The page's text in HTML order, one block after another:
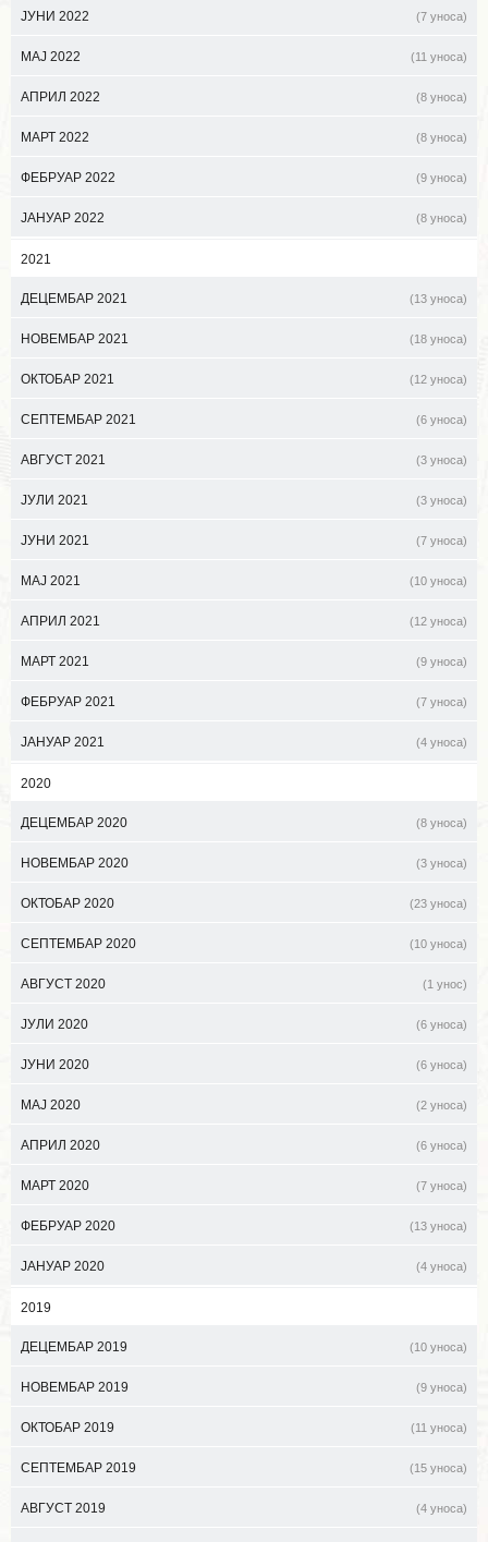
ЈУНИ 2022 (7 уноса)
МАЈ 2022 (11 уноса)
АПРИЛ 2022 (8 уноса)
МАРТ 2022 (8 уноса)
ФЕБРУАР 2022 (9 уноса)
ЈАНУАР 2022 (8 уноса)
2021
ДЕЦЕМБАР 2021 (13 уноса)
НОВЕМБАР 2021 (18 уноса)
ОКТОБАР 2021 (12 уноса)
СЕПТЕМБАР 2021 (6 уноса)
АВГУСТ 2021 (3 уноса)
ЈУЛИ 2021 (3 уноса)
ЈУНИ 2021 (7 уноса)
МАЈ 2021 (10 уноса)
АПРИЛ 2021 (12 уноса)
МАРТ 2021 (9 уноса)
ФЕБРУАР 2021 (7 уноса)
ЈАНУАР 2021 (4 уноса)
2020
ДЕЦЕМБАР 2020 (8 уноса)
НОВЕМБАР 2020 (3 уноса)
ОКТОБАР 2020 (23 уноса)
СЕПТЕМБАР 2020 (10 уноса)
АВГУСТ 2020 (1 унос)
ЈУЛИ 2020 (6 уноса)
ЈУНИ 2020 (6 уноса)
МАЈ 2020 (2 уноса)
АПРИЛ 2020 (6 уноса)
МАРТ 2020 (7 уноса)
ФЕБРУАР 2020 (13 уноса)
ЈАНУАР 2020 (4 уноса)
2019
ДЕЦЕМБАР 2019 (10 уноса)
НОВЕМБАР 2019 (9 уноса)
ОКТОБАР 2019 (11 уноса)
СЕПТЕМБАР 2019 (15 уноса)
АВГУСТ 2019 (4 уноса)